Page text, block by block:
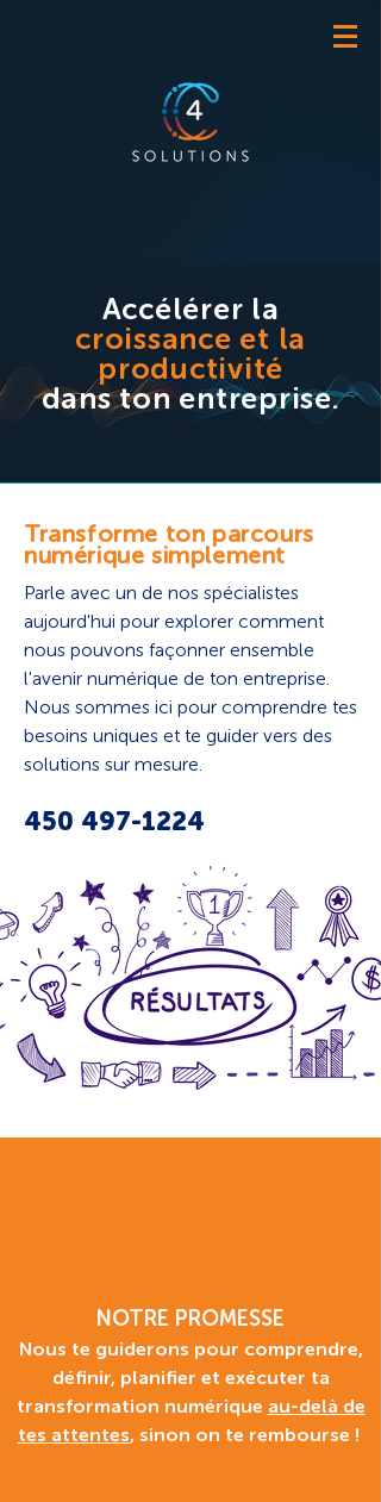
Accélérer la
croissance et la
productivité
dans ton entreprise.
Transforme ton parcours
numérique simplement
Parle avec un de nos spécialistes
aujourd'hui pour explorer comment
nous pouvons façonner ensemble
l'avenir numérique de ton entreprise.
Nous sommes ici pour comprendre tes
besoins uniques et te guider vers des
solutions sur mesure.
450 497-1224
NOTRE PROMESSE
Nous te guiderons pour comprendre,
définir, planifier et exécuter ta
transformation numérique au-delà de
tes attentes, sinon on te rembourse !